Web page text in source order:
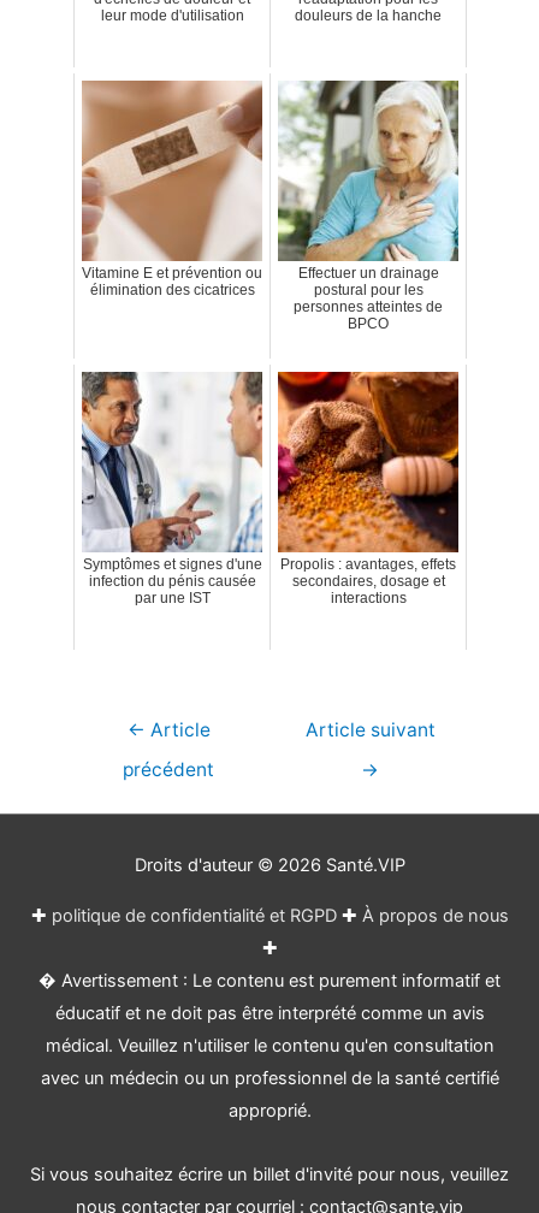
leur mode d'utilisation
douleurs de la hanche
Vitamine E et prévention ou
élimination des cicatrices
Effectuer un drainage
postural pour les
personnes atteintes de
BPCO
Symptômes et signes d'une
infection du pénis causée
par une IST
Propolis : avantages, effets
secondaires, dosage et
interactions
Navigation
← Article
précédent
Article suivant
→
Droits d'auteur © 2026 Santé.VIP
✚ politique de confidentialité et RGPD✚ À propos de nous
✚
� Avertissement : Le contenu est purement informatif et
éducatif et ne doit pas être interprété comme un avis
médical. Veuillez n'utiliser le contenu qu'en consultation
avec un médecin ou un professionnel de la santé certifié
approprié.
Si vous souhaitez écrire un billet d'invité pour nous, veuillez
nous contacter par courriel : contact@sante.vip